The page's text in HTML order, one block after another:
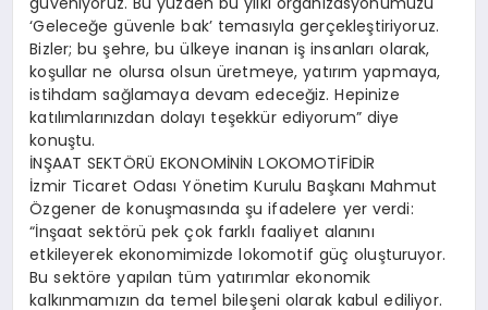
‘Geleceğe güvenle bak’ temasıyla gerçekleştiriyoruz.
Bizler; bu şehre, bu ülkeye inanan iş insanları olarak,
koşullar ne olursa olsun üretmeye, yatırım yapmaya,
istihdam sağlamaya devam edeceğiz. Hepinize
katılımlarınızdan dolayı teşekkür ediyorum” diye
konuştu.
İNŞAAT SEKTÖRÜ EKONOMİNİN LOKOMOTİFİDİR
İzmir Ticaret Odası Yönetim Kurulu Başkanı Mahmut
Özgener de konuşmasında şu ifadelere yer verdi:
“İnşaat sektörü pek çok farklı faaliyet alanını
etkileyerek ekonomimizde lokomotif güç oluşturuyor.
Bu sektöre yapılan tüm yatırımlar ekonomik
kalkınmamızın da temel bileşeni olarak kabul ediliyor.